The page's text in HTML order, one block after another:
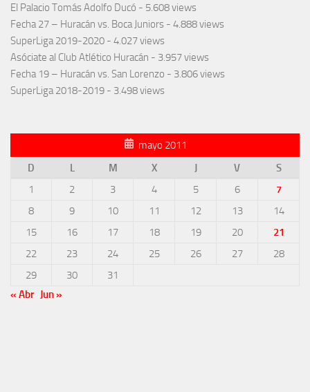
El Palacio Tomás Adolfo Ducó - 5.608 views
Fecha 27 – Huracán vs. Boca Juniors - 4.888 views
SuperLiga 2019-2020 - 4.027 views
Asóciate al Club Atlético Huracán - 3.957 views
Fecha 19 – Huracán vs. San Lorenzo - 3.806 views
SuperLiga 2018-2019 - 3.498 views
mayo 2011
D
L M X J V
S
1
2 3 4 5 6
7
8
9 10 11 12 13
14
15
16 17 18 19 20
21
22
23 24 25 26 27
28
29
30
31
« Abr Jun »